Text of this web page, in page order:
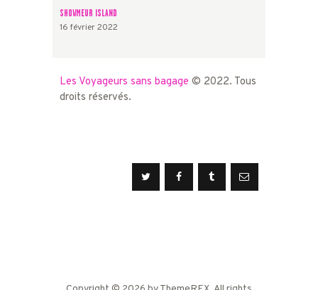
SHOWMEUR ISLAND
16 février 2022
Les Voyageurs sans bagage © 2022. Tous
droits réservés.